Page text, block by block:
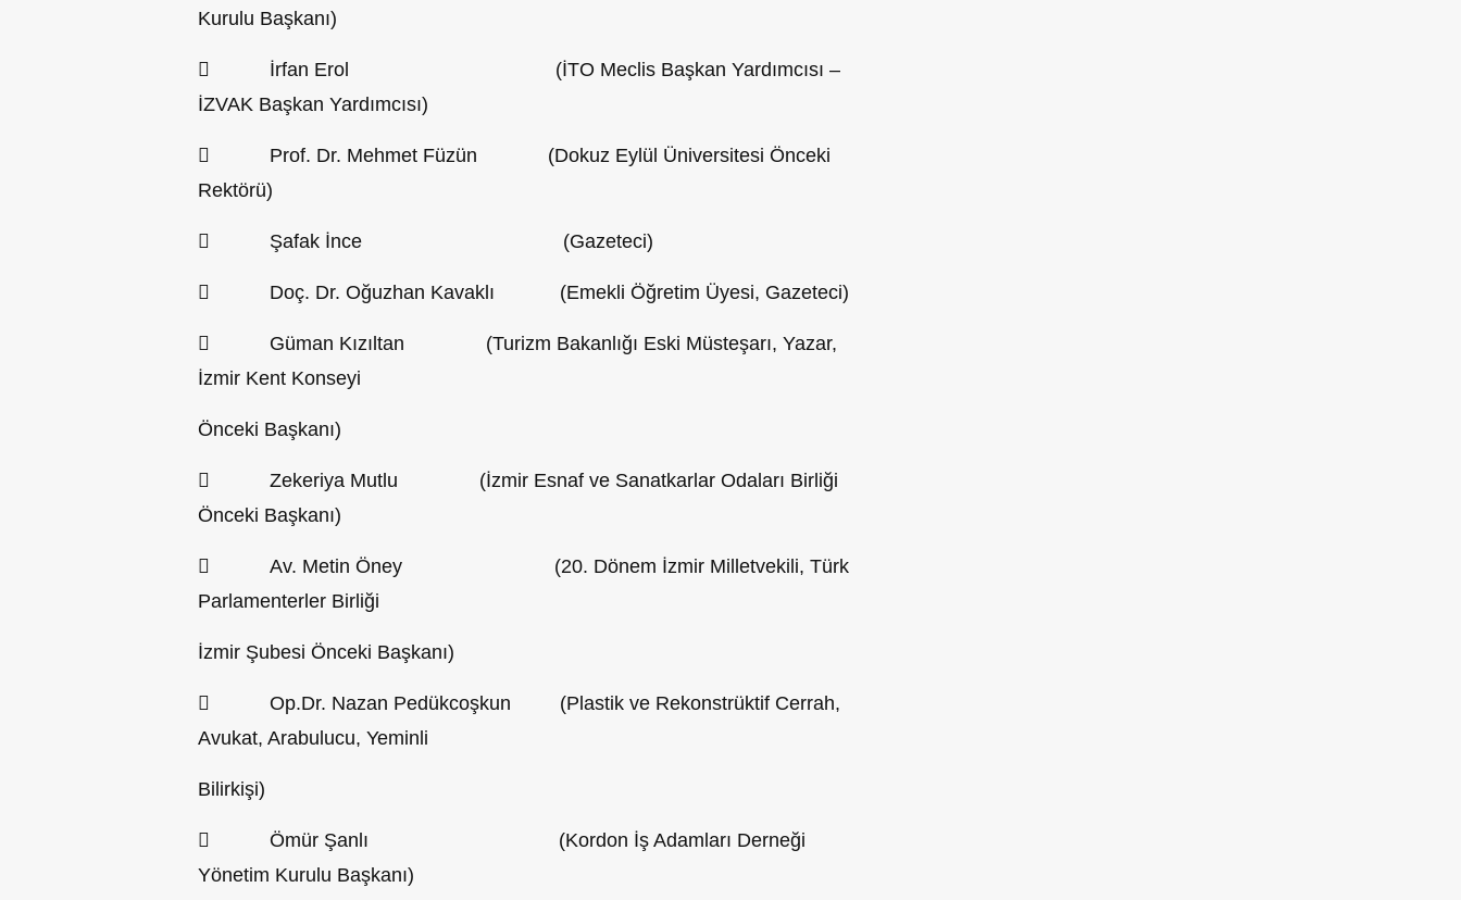
Kurulu Başkanı)
 İrfan Erol (İTO Meclis Başkan Yardımcısı –
İZVAK Başkan Yardımcısı)
 Prof. Dr. Mehmet Füzün (Dokuz Eylül Üniversitesi Önceki
Rektörü)
 Şafak İnce (Gazeteci)
 Doç. Dr. Oğuzhan Kavaklı (Emekli Öğretim Üyesi, Gazeteci)
 Güman Kızıltan (Turizm Bakanlığı Eski Müsteşarı, Yazar,
İzmir Kent Konseyi
Önceki Başkanı)
 Zekeriya Mutlu (İzmir Esnaf ve Sanatkarlar Odaları Birliği
Önceki Başkanı)
 Av. Metin Öney (20. Dönem İzmir Milletvekili, Türk
Parlamenterler Birliği
İzmir Şubesi Önceki Başkanı)
 Op.Dr. Nazan Pedükcoşkun (Plastik ve Rekonstrüktif Cerrah,
Avukat, Arabulucu, Yeminli
Bilirkişi)
 Ömür Şanlı (Kordon İş Adamları Derneği
Yönetim Kurulu Başkanı)